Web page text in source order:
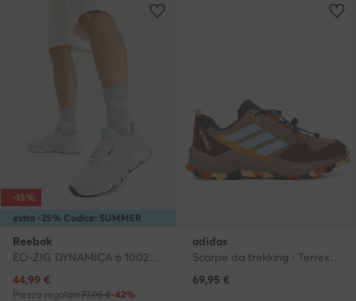
extra -25% Codice: SUMMER
-15%
Reebok
EO-ZIG DYNAMICA 6 100244516 · Scarpe running
Prezzo attuale
44,99 €
Prezzo regolare77,95 €-42%
adidas
Scarpe da trekking · Terrex Ax4S Speed Lacing JR9060 · Cachi
69,95 €